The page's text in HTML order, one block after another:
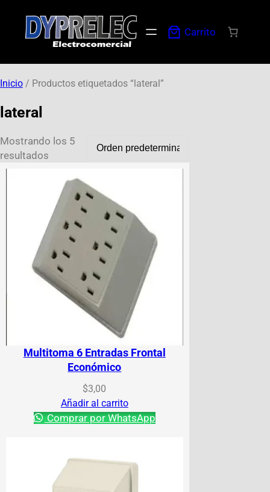
Carrito
Inicio / Productos etiquetados “lateral”
lateral
Mostrando los 5
resultados
Multitoma 6 Entradas Frontal
Económico
$3,00
Añadir al carrito
Comprar por WhatsApp